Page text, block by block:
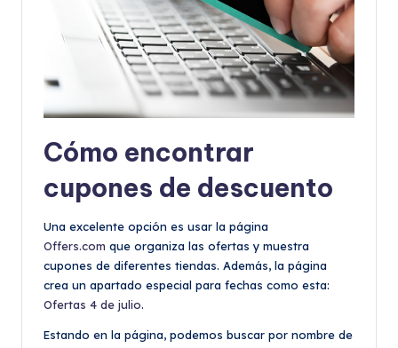
Cómo encontrar
cupones de descuento
Una excelente opción es usar la página
Offers.com que organiza las ofertas y muestra
cupones de diferentes tiendas. Además, la página
crea un apartado especial para fechas como esta:
Ofertas 4 de julio.
Estando en la página, podemos buscar por nombre de